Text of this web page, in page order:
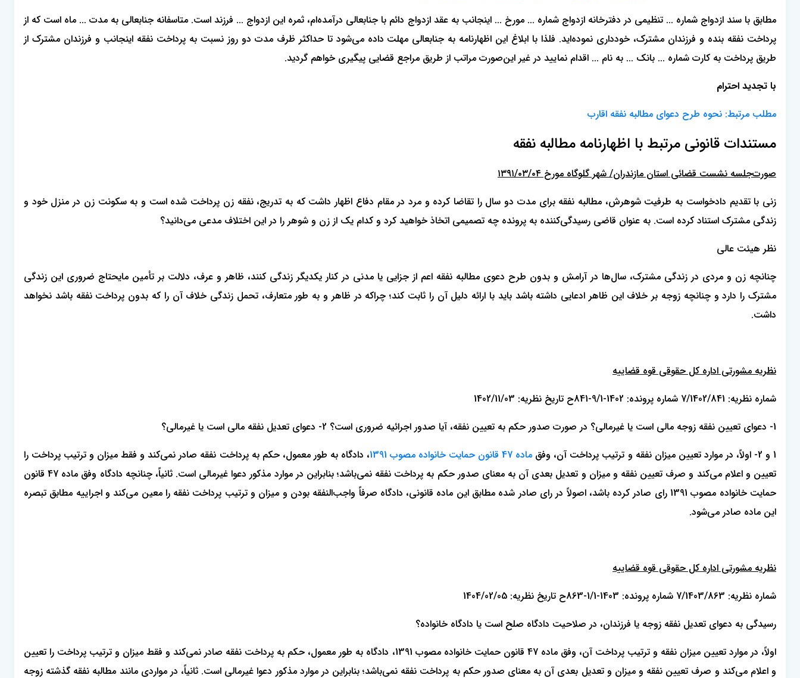
مطابق با سند ازدواج شماره ... تنظیمی در دفترخانه ازدواج شماره ... مورخ ... اینجانب به عقد ازدواج دائم با جنابعالی درآمده‌ام، ثمره این ازدواج ... فرزند است. متاسفانه جنابعالی به مدت ... ماه است که از
پرداخت نفقه بنده و فرزندان مشترک، خودداری نموده‌اید. فلذا با ابلاغ این اظهارنامه به جنابعالی مهلت داده می‌شود تا حداکثر ظرف مدت دو روز نسبت به پرداخت نفقه اینجانب و فرزندان مشترک از
طریق پرداخت به کارت شماره ... بانک ... به نام ... اقدام نمایید در غیر این‌صورت مراتب از طریق مراجع قضایی پیگیری خواهم گردید.
با تجدید احترام
مطلب مرتبط: نحوه طرح دعوای مطالبه نفقه اقارب
مستندات قانونی مرتبط با اظهارنامه مطالبه نفقه
صورت‌جلسه نشست قضائی استان مازندران/ شهر گلوگاه مورخ ۱۳۹۱/۰۳/۰۴
زنی با تقدیم دادخواست به طرفیت شوهرش، مطالبه نفقه برای مدت دو سال را تقاضا کرده و مرد در مقام دفاع اظهار داشت که به تدریج، نفقه زن پرداخت شده است و به سکونت زن در منزل خود و
زندگی مشترک استناد کرده است. به عنوان قاضی رسیدگی‌کننده به پرونده چه تصمیمی اتخاذ خواهید کرد و کدام یک از زن و شوهر را در این اختلاف مدعی می‌دانید؟
نظر هیئت عالی
چنانچه زن و مردی در زندگی مشترک، سال‌ها در آرامش و بدون طرح دعوی مطالبه نفقه اعم از جزایی یا مدنی در کنار یکدیگر زندگی کنند، ظاهر و عرف، دلالت بر تأمین مایحتاج ضروری این زندگی
مشترک را دارد و چنانچه زوجه بر خلاف این ظاهر ادعایی داشته باشد باید با ارائه دلیل آن را ثابت کند؛ چراکه در ظاهر و به طور متعارف، تحمل زندگی خلاف آن را که بدون پرداخت نفقه باشد نخواهد
داشت.
نظریه مشورتی اداره کل حقوقی قوه قضاییه
شماره نظریه: 7/1402/841 شماره پرونده: 1402-9/1-841ح تاریخ نظریه: 1402/11/03
1- دعوای تعیین نفقه زوجه مالی است یا غیرمالی؟ در صورت صدور حکم به تعیین نفقه، آیا صدور اجرائیه ضروری است؟ 2- دعوای تعدیل نفقه مالی‌ است یا غیرمالی؟
1 و 2- اولاً، در موارد تعیین میزان نفقه و ترتیب پرداخت آن، وفق
ماده 47 قانون حمایت خانواده مصوب 1391
، دادگاه به طور معمول، حکم به پرداخت نفقه صادر نمی‌کند و فقط میزان و ترتیب پرداخت را
تعیین و اعلام می‌کند و صرف تعیین نفقه و میزان و تعدیل بعدی آن به معنای صدور حکم به پرداخت نفقه نمی‌باشد؛ بنابراین در موارد مذکور دعوا غیرمالی است. ثانیاً، چنانچه دادگاه وفق ماده 47 قانون
حمایت خانواده مصوب 1391 رای صادر کرده باشد، اصولاً در رای صادر شده مطابق این ماده قانونی، دادگاه صرفاً واجب‌النفقه بودن و میزان و ترتیب پرداخت نفقه را معین می‌کند و اجراییه مطابق تبصره
این ماده صادر می‌شود.
نظریه مشورتی اداره کل حقوقی قوه قضاییه
شماره نظریه: 7/1403/863 شماره پرونده: 1403-1/1-863ح تاریخ نظریه: 1404/02/05
رسیدگی به دعوای تعدیل نفقه زوجه یا فرزندان، در صلاحیت دادگاه صلح است یا دادگاه خانواده؟
اولاً، در موارد تعیین میزان نفقه و ترتیب پرداخت آن، وفق ماده 47 قانون حمایت خانواده مصوب 1391، دادگاه به طور معمول، حکم به پرداخت نفقه صادر نمی‌کند و فقط میزان و ترتیب پرداخت را تعیین
و اعلام می‌کند و صرف تعیین نفقه و میزان و تعدیل بعدی آن به معنای صدور حکم به پرداخت نفقه نمی‌باشد؛ بنابراین در موارد مذکور دعوا غیرمالی است. ثانیاً،‌ در مواردی مانند مطالبه نفقه گذشته زوجه